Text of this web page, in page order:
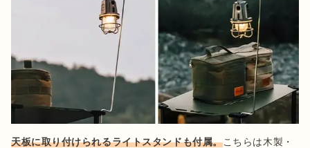
天板に取り付けられるライトスタンドも付属。こちらは木製・